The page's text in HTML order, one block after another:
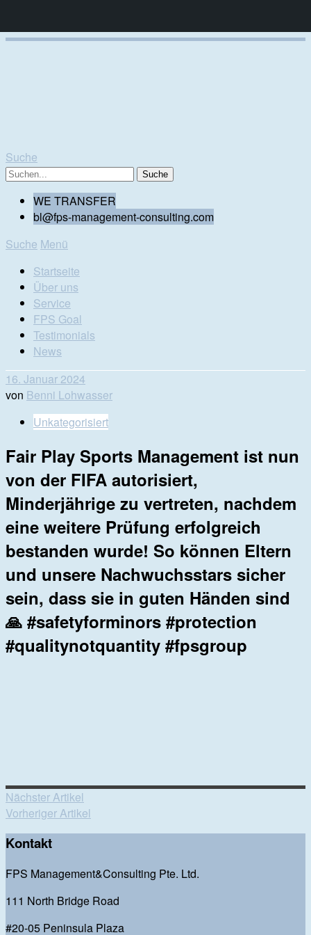
Suche
WE TRANSFER
bl@fps-management-consulting.com
Suche Menü
Startseite
Über uns
Service
FPS Goal
Testimonials
News
16. Januar 2024
von Benni Lohwasser
Unkategorisiert
Fair Play Sports Management ist nun
von der FIFA autorisiert,
Minderjährige zu vertreten, nachdem
eine weitere Prüfung erfolgreich
bestanden wurde! So können Eltern
und unsere Nachwuchsstars sicher
sein, dass sie in guten Händen sind
🙏 #safetyforminors #protection
#qualitynotquantity #fpsgroup
Nächster Artikel
Vorheriger Artikel
Kontakt
FPS Management&Consulting Pte. Ltd.
111 North Bridge Road
#20-05 Peninsula Plaza